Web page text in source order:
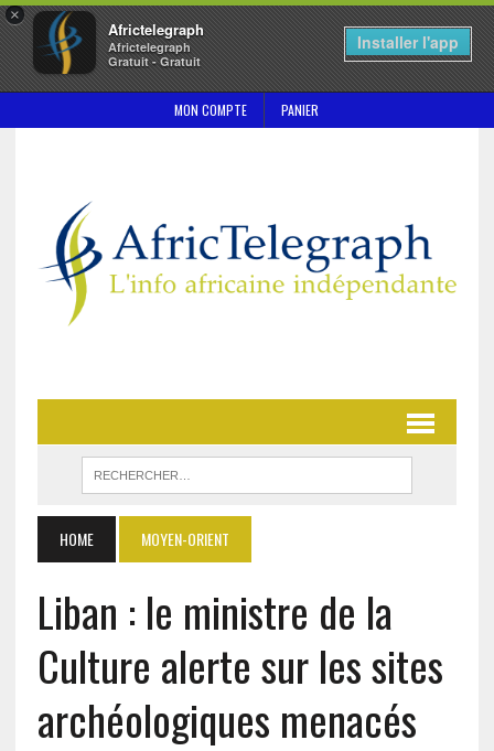
×
Africtelegraph
Africtelegraph
Gratuit - Gratuit
Installer l'app
MON COMPTE PANIER
HOME MOYEN-ORIENT
Liban : le ministre de la
Culture alerte sur les sites
archéologiques menacés